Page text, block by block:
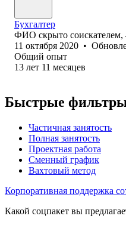
Бухгалтер
ФИО скрыто соискателем,
11 октября 2020 •
Общий опыт
13 лет 11 месяцев
Быстрые фильтры
Частичная занятость
Полная занятость
Проектная работа
Сменный график
Вахтовый метод
Корпоративная поддержка
Какой соцпакет вы